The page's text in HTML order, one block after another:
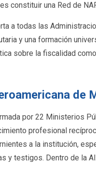
constituir una Red de
a todas las
y una formación
sobre la fiscalidad
de
por 22 Ministerios
profesional
a la institución,
y testigos. Dentro de la